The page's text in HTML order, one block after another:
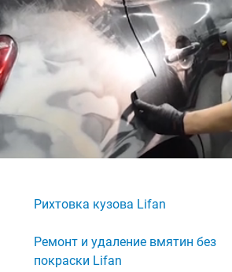
Рихтовка кузова Lifan
Ремонт и удаление вмятин без
покраски Lifan